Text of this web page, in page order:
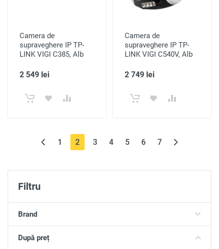
Filtru
Brand
După preț
Camera de
supraveghere IP TP-
LINK VIGI C385, Alb
2 549 lei
Camera de
supraveghere IP TP-
LINK VIGI C540V, Alb
2 749 lei
1 2(current)
3 4 5 6 7